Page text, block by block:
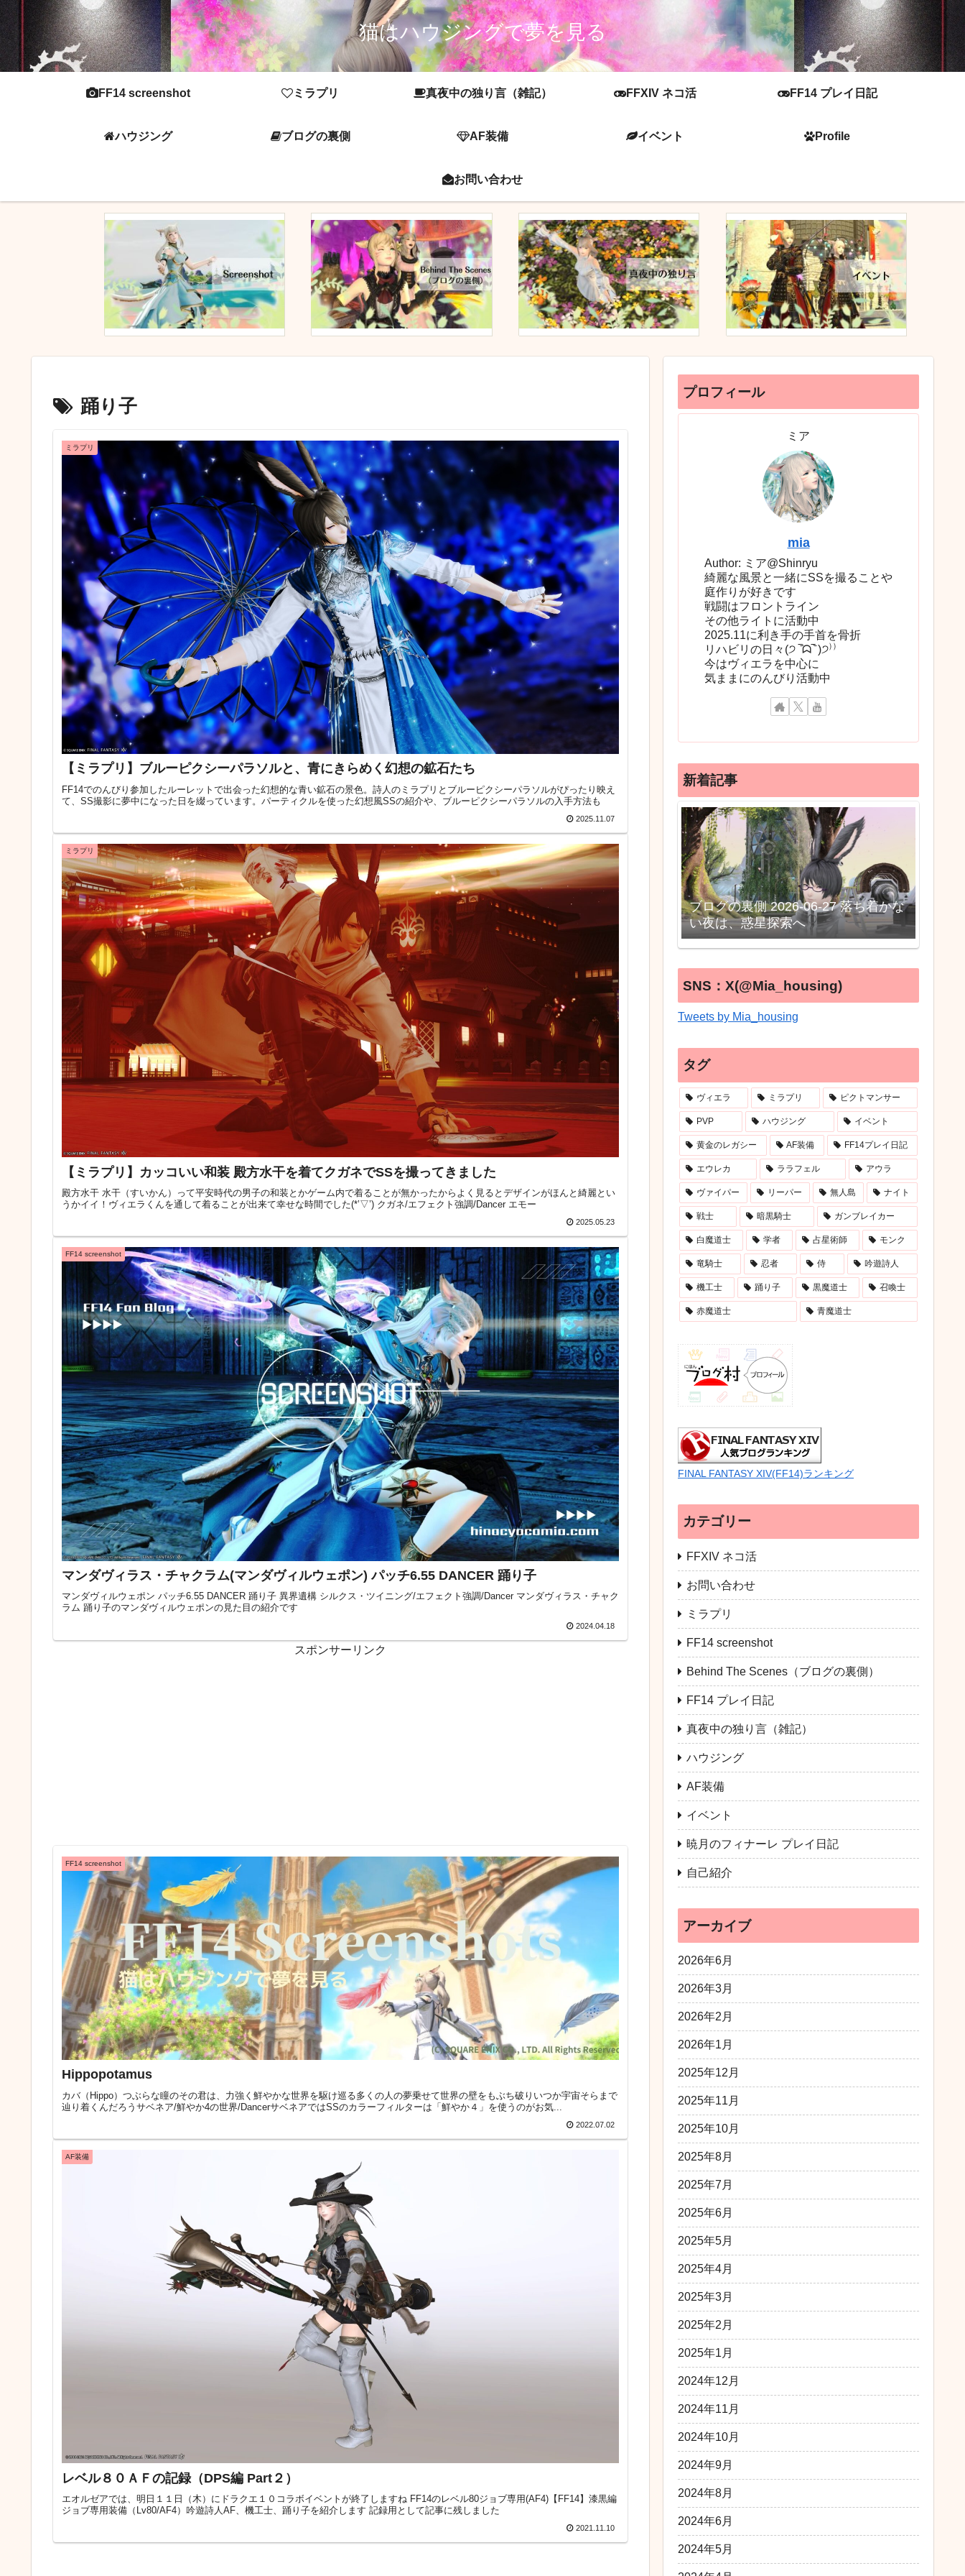
猫はハウジングで夢を見る
FF14 screenshot ミラプリ 真夜中の独り言（雑記） FFXIV ネコ活 FF14 プレイ日記
ハウジング ブログの裏側 AF装備 イベント Profile
お問い合わせ
踊り子
ミラプリ
【ミラプリ】ブルーピクシーパラソルと、青にきらめく幻想の鉱石たち
FF14でのんびり参加したルーレットで出会った幻想的な青い鉱石の景色。詩人のミラプリとブルーピクシーパラソルがぴったり映え
て、SS撮影に夢中になった日を綴っています。パーティクルを使った幻想風SSの紹介や、ブルーピクシーパラソルの入手方法も
2025.11.07
ミラプリ
【ミラプリ】カッコいい和装 殿方水干を着てクガネでSSを撮ってきました
殿方水干 水干（すいかん）って平安時代の男子の和装とかゲーム内で着ることが無かったからよく見るとデザインがほんと綺麗とい
うかイイ！ヴィエラくんを通して着ることが出来て幸せな時間でした(*’▽’) クガネ/エフェクト強調/Dancer エモー
2025.05.23
FF14 screenshot
マンダヴィラス・チャクラム(マンダヴィルウェポン) パッチ6.55 DANCER 踊り子
マンダヴィルウェポン パッチ6.55 DANCER 踊り子 異界遺構 シルクス・ツイニング/エフェクト強調/Dancer マンダヴィラス・チャク
ラム 踊り子のマンダヴィルウェポンの見た目の紹介です
2024.04.18
スポンサーリンク
FF14 screenshot
Hippopotamus
カバ（Hippo）つぶらな瞳のその君は、力強く鮮やかな世界を駆け巡る多くの人の夢乗せて世界の壁をもぶち破りいつか宇宙そらまで
辿り着くんだろうサベネア/鮮やか4の世界/DancerサベネアではSSのカラーフィルターは「鮮やか４」を使うのがお気...
2022.07.02
AF装備
レベル８０ＡＦの記録（DPS編 Part２）
エオルゼアでは、明日１１日（木）にドラクエ１０コラボイベントが終了しますね FF14のレベル80ジョブ専用(AF4)【FF14】漆黒編
ジョブ専用装備（Lv80/AF4）吟遊詩人AF、機工士、踊り子を紹介します 記録用として記事に残しました
2021.11.10
プロフィール
ミア
mia
Author: ミア@Shinryu
綺麗な風景と一緒にSSを撮ることや
庭作りが好きです
戦闘はフロントライン
その他ライトに活動中
2025.11に利き手の手首を骨折
リハビリの日々(੭ ‾᷄ᗣ‾᷅ )੭⁾⁾
今はヴィエラを中心に
気ままにのんびり活動中
新着記事
ブログの裏側 2026-06-27 落ち着かな
い夜は、惑星探索へ
SNS：X(@Mia_housing)
Tweets by Mia_housing
タグ
ヴィエラ ミラプリ ピクトマンサー
PVP ハウジング イベント
黄金のレガシー AF装備 FF14プレイ日記
エウレカ ララフェル アウラ
ヴァイパー リーパー 無人島 ナイト
戦士 暗黒騎士 ガンブレイカー
白魔道士 学者 占星術師 モンク
竜騎士 忍者 侍 吟遊詩人
機工士 踊り子 黒魔道士 召喚士
赤魔道士 青魔道士
FINAL FANTASY XIV(FF14)ランキング
カテゴリー
FFXIV ネコ活
お問い合わせ
ミラプリ
FF14 screenshot
Behind The Scenes（ブログの裏側）
FF14 プレイ日記
真夜中の独り言（雑記）
ハウジング
AF装備
イベント
暁月のフィナーレ プレイ日記
自己紹介
アーカイブ
2026年6月
2026年3月
2026年2月
2026年1月
2025年12月
2025年11月
2025年10月
2025年8月
2025年7月
2025年6月
2025年5月
2025年4月
2025年3月
2025年2月
2025年1月
2024年12月
2024年11月
2024年10月
2024年9月
2024年8月
2024年6月
2024年5月